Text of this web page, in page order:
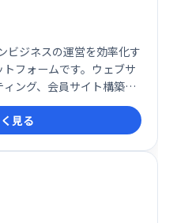
ジネスの運営を効率化す
フォームです。ウェブサ
ング、会員サイト構築、
ビジネスに必要なツールが
上の起業家が利用し、そ
。規模や目的に関わらず、
強力にサポートします。
いますので、ぜひお試し
見る